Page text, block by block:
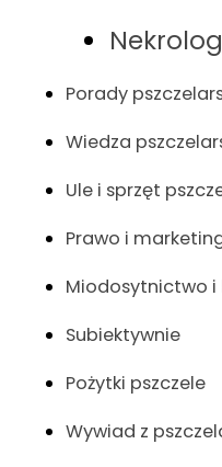
Porady
Wiedza
Ule i sprzęt
Prawo i
Miodosytnictwo i
Subiektywnie
Pożytki pszczele
Wywiad z